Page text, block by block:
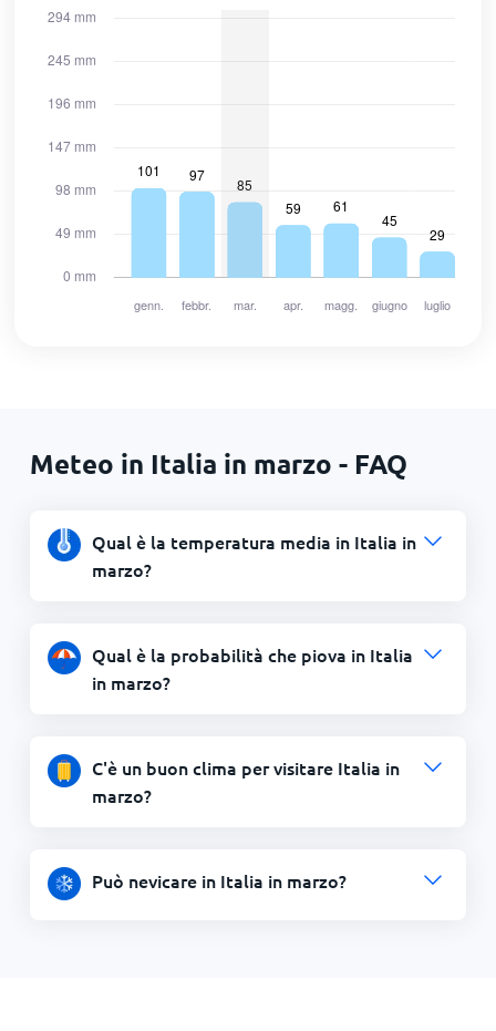
Meteo in Italia in marzo - FAQ
Qual è la temperatura media in Italia in
marzo?
Qual è la probabilità che piova in Italia
in marzo?
C'è un buon clima per visitare Italia in
marzo?
Può nevicare in Italia in marzo?